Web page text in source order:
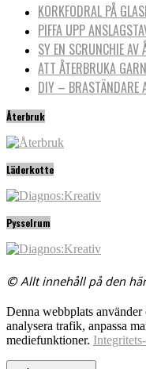
KORKFODRAL PÅ
PIFFA UPP
SY EN SCRUNCHIE AV
ATT ÅTERBRUKA GARN
DIY – BRASTÄNDARE
Återbruk
Läderkotte
Pysselrum
© Allt innehåll på den
Denna webbplats använder
analysera trafik, anpassa
mediefunktioner.